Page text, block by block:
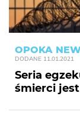
OPOKA
DODANE 11.01.2021
Seria
śmierci jest